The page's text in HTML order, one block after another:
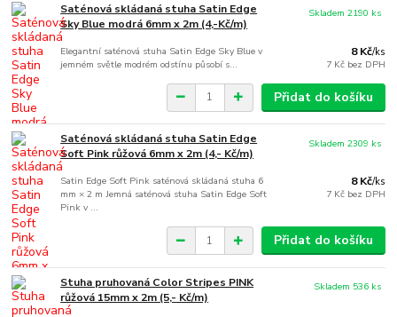
Saténová skládaná stuha Satin Edge
Sky Blue modrá 6mm x 2m (4,-Kč/m)
Elegantní saténová stuha Satin Edge Sky Blue v
jemném světle modrém odstínu působí s...
8 Kč/ks
7 Kč bez DPH
Skladem 2190 ks
Přidat do košíku
Saténová skládaná stuha Satin Edge
Soft Pink růžová 6mm x 2m (4,- Kč/m)
Satin Edge Soft Pink saténová skládaná stuha 6
mm × 2 m Jemná saténová stuha Satin Edge Soft
Pink v ...
8 Kč/ks
7 Kč bez DPH
Skladem 2309 ks
Přidat do košíku
Stuha pruhovaná Color Stripes PINK
růžová 15mm x 2m (5,- Kč/m)
Skladem 536 ks